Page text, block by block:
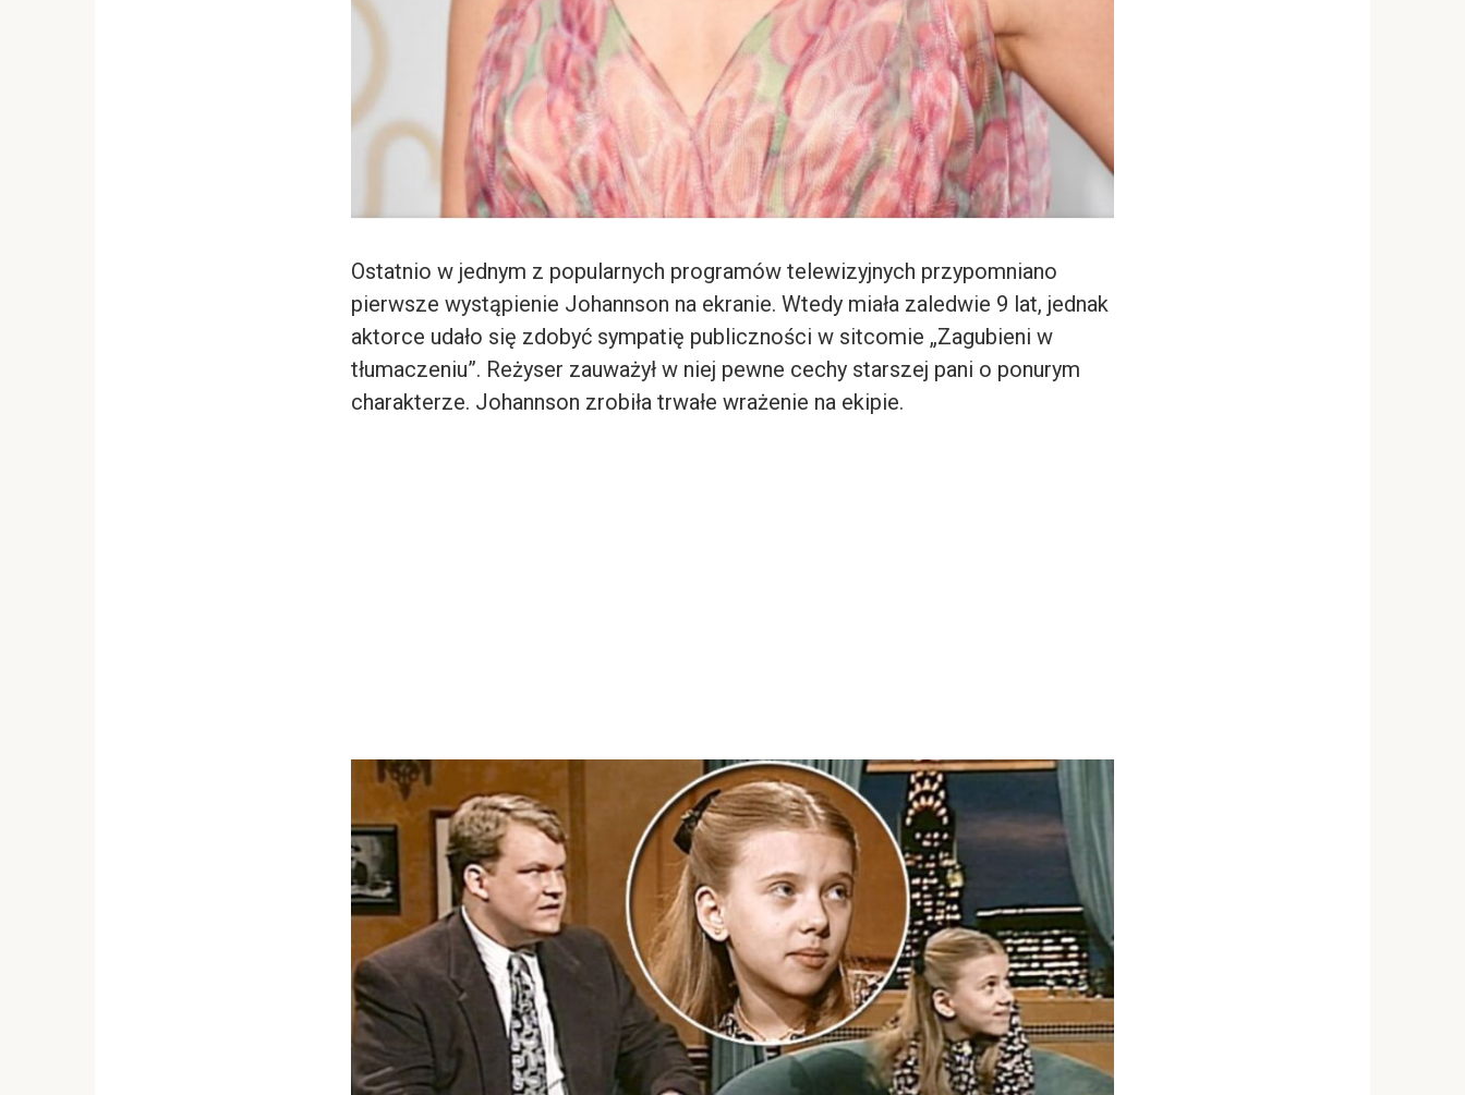
Ostatnio w jednym z popularnych programów telewizyjnych przypomniano
pierwsze wystąpienie Johannson na ekranie. Wtedy miała zaledwie 9 lat, jednak
aktorce udało się zdobyć sympatię publiczności w sitcomie „Zagubieni w
tłumaczeniu”. Reżyser zauważył w niej pewne cechy starszej pani o ponurym
charakterze. Johannson zrobiła trwałe wrażenie na ekipie.